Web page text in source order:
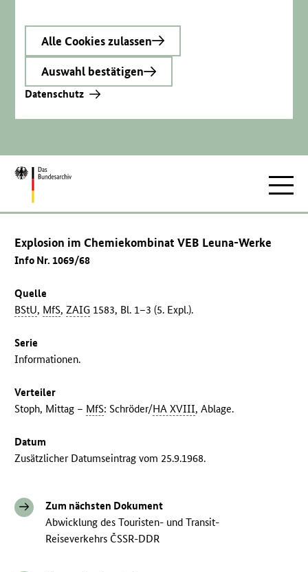
Alle Cookies zulassen
Auswahl bestätigen
Datenschutz
Zur
Explosion im Chemiekombinat VEB Leuna-Werke
Info Nr. 1069/68
Quelle
BStU, MfS,ZAIG 1583, Bl. 1–3 (5. Expl.).
Serie
Informationen.
Verteiler
Stoph, Mittag – MfS: Schröder/HA XVIII, Ablage.
Datum
Zusätzlicher Datumseintrag vom 25.9.1968.
Zum nächsten Dokument
Abwicklung des Touristen- und Transit-
Reiseverkehrs ČSSR-DDR